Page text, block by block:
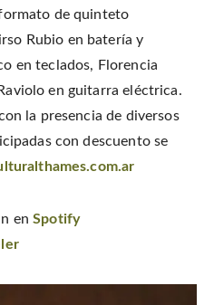
de quinteto
Rubio en batería y
en teclados, Florencia
en guitarra eléctrica.
la presencia de diversos
con descuento se
enSpotify